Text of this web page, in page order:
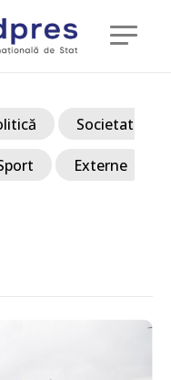
Societate
Externe